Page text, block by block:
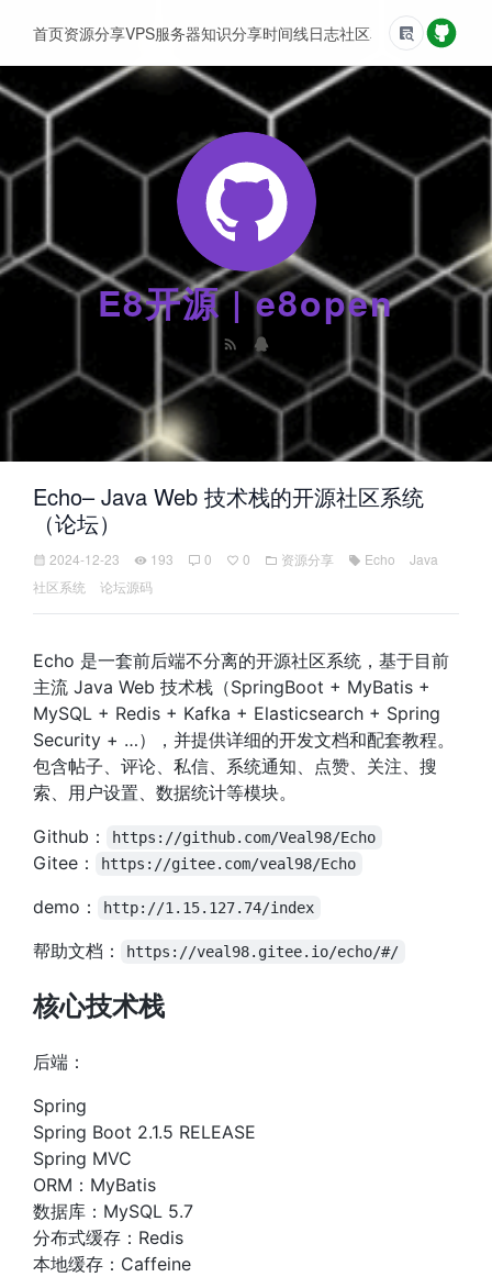
E8开源 | e8open
首页资源分享VPS服务器知识分享时间线日志社区友情链接
Echo– Java Web 技术栈的开源社区系统
（论坛）
2024-12-23 193 0 0 资源分享 Echo
Java
社区系统
论坛源码
Echo 是一套前后端不分离的开源社区系统，基于目前
主流 Java Web 技术栈（SpringBoot + MyBatis +
MySQL + Redis + Kafka + Elasticsearch + Spring
Security + …），并提供详细的开发文档和配套教程。
包含帖子、评论、私信、系统通知、点赞、关注、搜
索、用户设置、数据统计等模块。
Github：
https://github.com/Veal98/Echo
Gitee： https://gitee.com/veal98/Echo
demo： http://1.15.127.74/index
帮助文档： https://veal98.gitee.io/echo/#/
核心技术栈
后端：
Spring
Spring Boot 2.1.5 RELEASE
Spring MVC
ORM：MyBatis
数据库：MySQL 5.7
分布式缓存：Redis
本地缓存：Caffeine